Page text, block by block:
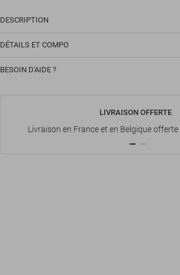
DESCRIPTION
DÉTAILS ET COMPO
BESOIN D'AIDE ?
LIVRAISON OFFERTE
Livraison en France et en Belgique